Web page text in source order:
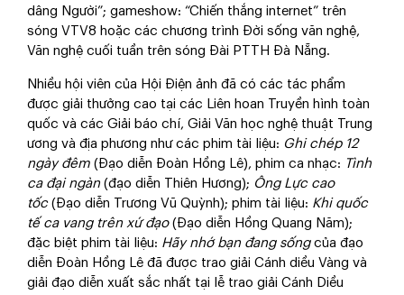
dâng Người”; gameshow: “Chiến thắng internet” trên
sóng VTV8 hoặc các chương trình Đời sống văn nghệ,
Văn nghệ cuối tuần trên sóng Đài PTTH Đà Nẵng.
Nhiều hội viên của Hội Điện ảnh đã có các tác phẩm
được giải thưởng cao tại các Liên hoan Truyền hình toàn
quốc và các Giải báo chí, Giải Văn học nghệ thuật Trung
ương và địa phương như các phim tài liệu: Ghi chép 12
ngày đêm (Đạo diễn Đoàn Hồng Lê), phim ca nhạc: Tình
ca đại ngàn (đạo diễn Thiên Hương); Ông Lực cao
tốc(Đạo diễn Trương Vũ Quỳnh); phim tài liệu: Khi quốc
tế ca vang trên xứ đạo(Đạo diễn Hồng Quang Năm);
đặc biệt phim tài liệu: Hãy nhớ bạn đang sốngcủa đạo
diễn Đoàn Hồng Lê đã được trao giải Cánh diều Vàng và
giải đạo diễn xuất sắc nhất tại lễ trao giải Cánh Diều